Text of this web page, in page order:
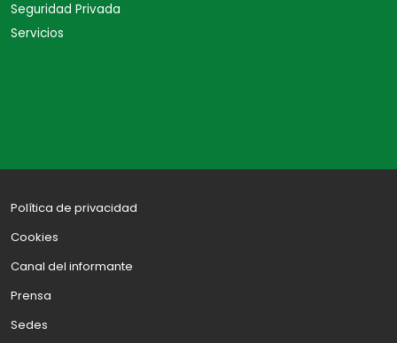
Seguridad Privada
Servicios
Política de privacidad
Cookies
Canal del informante
Prensa
Sedes